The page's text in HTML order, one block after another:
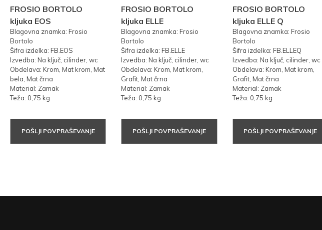
FROSIO BORTOLO
kljuka EOS
Blagovna znamka: Frosio
Bortolo
Šifra izdelka: FB.EOS
Izvedba: Na ključ, cilinder, wc
Obdelava: Krom, Mat krom, Mat
bela, Mat črna
Material: Zamak
Teža: 0,75 kg
POŠLJI POVPRAŠEVANJE
FROSIO BORTOLO
kljuka ELLE
Blagovna znamka: Frosio
Bortolo
Šifra izdelka: FB.ELLE
Izvedba: Na ključ, cilinder, wc
Obdelava: Krom, Mat krom,
Grafit, Mat črna
Material: Zamak
Teža: 0,75 kg
POŠLJI POVPRAŠEVANJE
FROSIO BORTOLO
kljuka ELLE Q
Blagovna znamka: Frosio
Bortolo
Šifra izdelka: FB.ELLEQ
Izvedba: Na ključ, cilinder, wc
Obdelava: Krom, Mat krom,
Grafit, Mat črna
Material: Zamak
Teža: 0,75 kg
POŠLJI POVPRAŠEVANJE